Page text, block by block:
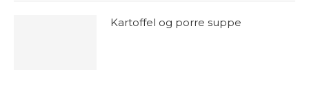
Kartoffel og porre suppe